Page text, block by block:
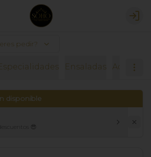
pedir?
Ensaladas
disponible
😎